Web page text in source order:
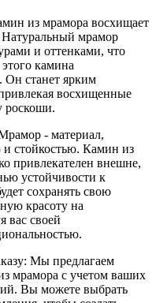
из мрамора восхищает
Натуральный мрамор
и оттенками, что
камина
Он станет ярким
восхищенные
роскоши.
- материал,
стойкостью. Камин из
привлекателен внешне,
устойчивости к
сохранять свою
красоту на
вас своей
Мы предлагаем
мрамора с учетом ваших
Вы можете выбрать